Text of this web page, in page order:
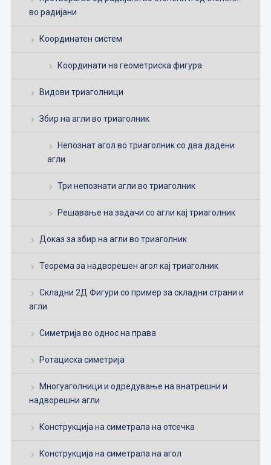
во радијани
Координатен систем
Координати на геометриска фигура
Видови триаголници
Збир на агли во триаголник
Непознат агол во триаголник со два дадени
агли
Три непознати агли во триаголник
Решавање на задачи со агли кај триаголник
Доказ за збир на агли во триаголник
Теорема за надворешен агол кај триаголник
Складни 2Д Фигури со пример за складни страни и
агли
Симетрија во однос на права
Ротациска симетрија
Многуаголници и одредување на внатрешни и
надворешни агли
Конструкција на симетрала на отсечка
Конструкција на симетрала на агол